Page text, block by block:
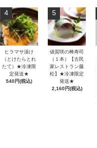
4
ヒラマサ漬け
（とけたらとれ
たて）★冷凍限
定発送★
540円(税込)
5
値賀咲の棒寿司
（１本）【古民
家レストラン藤
松】★冷凍限定
発送★
2,160円(税込)